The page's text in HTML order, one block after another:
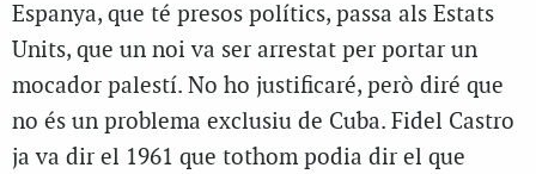
Espanya, que té presos polítics, passa als Estats
Units, que un noi va ser arrestat per portar un
mocador palestí. No ho justificaré, però diré que
no és un problema exclusiu de Cuba. Fidel Castro
ja va dir el 1961 que tothom podia dir el que